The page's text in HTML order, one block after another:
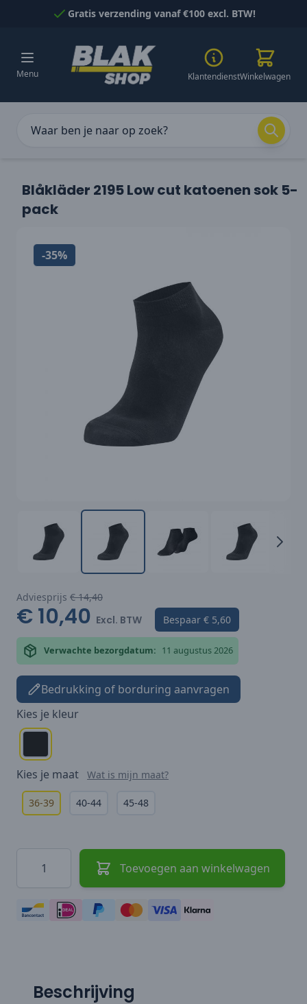
Naar inhoud gaanGratis verzending vanaf €100 excl. BTW!
Menu KlantendienstWinkelwagen
Blåkläder 2195 Low cut katoenen sok 5-
pack
-35%
Adviesprijs € 14,40
€ 10,40 Excl. BTW Bespaar € 5,60
Verwachte bezorgdatum: 11 augustus 2026
Bedrukking of borduring aanvragen
Kies je kleur
Kies je maat Wat is mijn maat?
36-39 40-44 45-48
Hoeveelheid
Toevoegen aan winkelwagen
Beschrijving